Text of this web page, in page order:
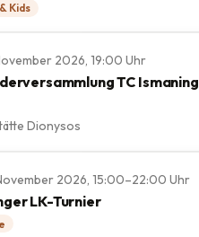
Kids
2026, 19:00 Uhr
TC Ismaning
Dionysos
2026, 15:00–22:00 Uhr
LK-Turnier